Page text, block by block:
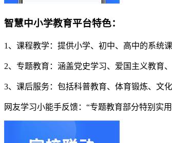
智慧中小学教育平台特色：
1、课程教学：提供小学、初中、高中的系统
2、专题教育：涵盖党史学习、爱国主义教育
3、课后服务：包括科普教育、体育锻炼、文
网友学习小能手反馈：“专题教育部分特别实